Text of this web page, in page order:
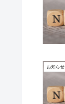
お知らせ